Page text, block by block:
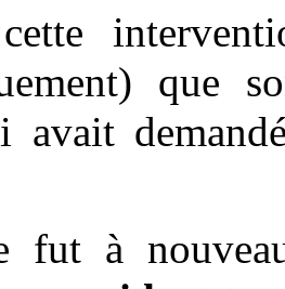
que
avait
fut à